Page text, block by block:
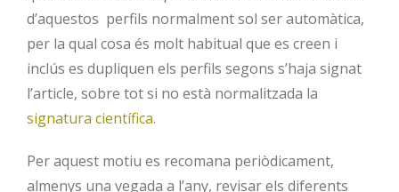
d’aquestos perfils normalment sol ser automàtica,
per la qual cosa és molt habitual que es creen i
inclús es dupliquen els perfils segons s’haja signat
l’article, sobre tot si no està normalitzada la
signatura científica.
Per aquest motiu es recomana periòdicament,
almenys una vegada a l’any, revisar els diferents